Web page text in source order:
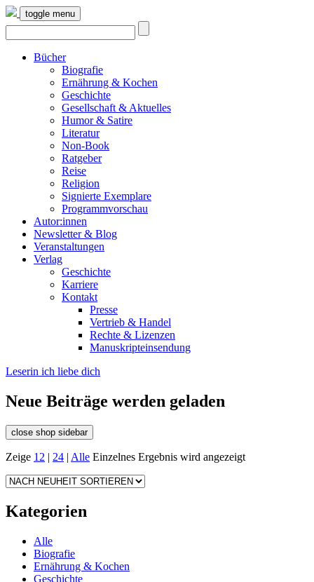
toggle menu
Bücher
Biografie
Ernährung & Kochen
Geschichte
Gesellschaft & Aktuelles
Humor & Satire
Literatur
Non-Book
Ratgeber
Reise
Religion
Signierte Exemplare
Programmvorschau
Autor:innen
Newsletter & Blog
Veranstaltungen
Verlag
Geschichte
Karriere
Kontakt
Presse
Vertrieb & Handel
Rechte & Lizenzen
Manuskripteinsendung
Leserin ich liebe dich
Neue Beiträge werden geladen
close shop sidebar
Zeige 12 | 24 | Alle Einzelnes Ergebnis wird angezeigt
Kategorien
Alle
Biografie
Ernährung & Kochen
Geschichte